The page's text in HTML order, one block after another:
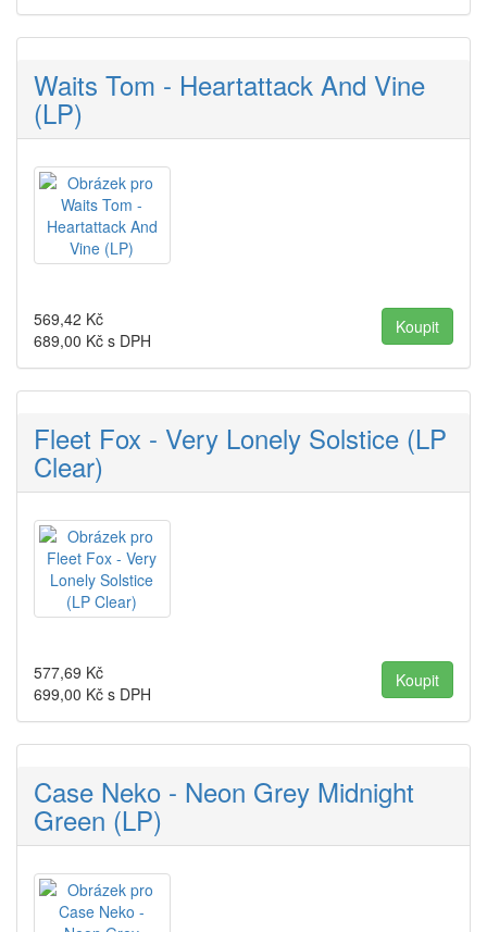
Waits Tom - Heartattack And Vine
(LP)
569,42 Kč
689,00 Kč s DPH
Fleet Fox - Very Lonely Solstice (LP
Clear)
577,69 Kč
699,00 Kč s DPH
Case Neko - Neon Grey Midnight
Green (LP)